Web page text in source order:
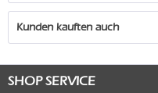
Kunden kauften auch
SHOP SERVICE